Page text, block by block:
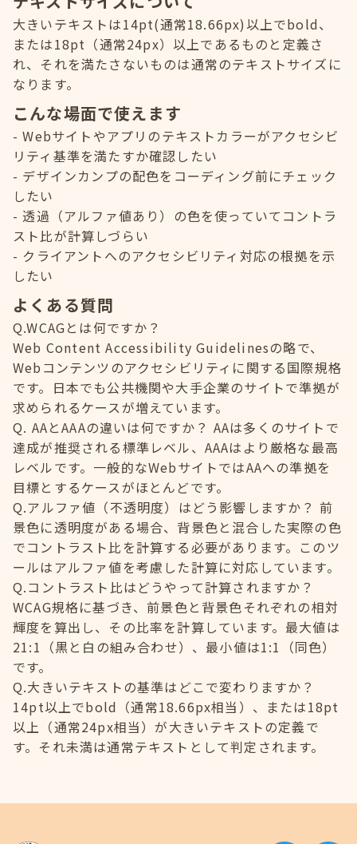
大きいテキストは14pt(通常18.66px)以上でbold、
または18pt（通常24px）以上であるものと定義さ
れ、それを満たさないものは通常のテキストサイズに
なります。
こんな場面で使えます
Webサイトやアプリのテキストカラーがアクセシビ
リティ基準を満たすか確認したい
デザインカンプの配色をコーディング前にチェック
したい
透過（アルファ値あり）の色を使っていてコントラ
スト比が計算しづらい
クライアントへのアクセシビリティ対応の根拠を示
したい
よくある質問
Q.WCAGとは何ですか？
Web Content Accessibility Guidelinesの略で、
Webコンテンツのアクセシビリティに関する国際規格
です。日本でも公共機関や大手企業のサイトで準拠が
求められるケースが増えています。
Q. AAとAAAの違いは何ですか？ AAは多くのサイトで
達成が推奨される標準レベル、AAAはより厳格な最高
レベルです。一般的なWebサイトではAAへの準拠を
目標とするケースがほとんどです。
Q.アルファ値（不透明度）はどう影響しますか？ 前
景色に透明度がある場合、背景色と混合した実際の色
でコントラスト比を計算する必要があります。このツ
ールはアルファ値を考慮した計算に対応しています。
Q.コントラスト比はどうやって計算されますか？
WCAG規格に基づき、前景色と背景色それぞれの相対
輝度を算出し、その比率を計算しています。最大値は
21:1（黒と白の組み合わせ）、最小値は1:1（同色）
です。
Q.大きいテキストの基準はどこで変わりますか？
14pt以上でbold（通常18.66px相当）、または18pt
以上（通常24px相当）が大きいテキストの定義で
す。それ未満は通常テキストとして判定されます。